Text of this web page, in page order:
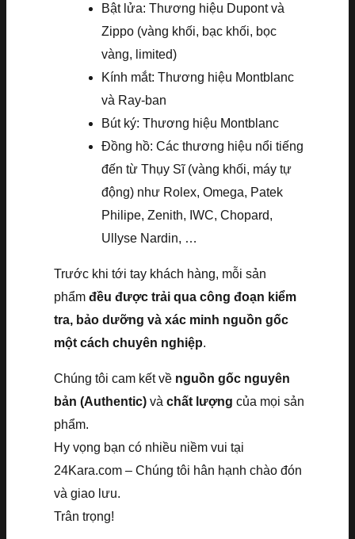
Bật lửa: Thương hiệu Dupont và
Zippo (vàng khối, bạc khối, bọc
vàng, limited)
Kính mắt: Thương hiệu Montblanc
và Ray-ban
Bút ký: Thương hiệu Montblanc
Đồng hồ: Các thương hiệu nổi tiếng
đến từ Thụy Sĩ (vàng khối, máy tự
động) như Rolex, Omega, Patek
Philipe, Zenith, IWC, Chopard,
Ullyse Nardin, …
Trước khi tới tay khách hàng, mỗi sản
phẩm đều được trải qua công đoạn kiểm
tra, bảo dưỡng và xác minh nguồn gốc
một cách chuyên nghiệp.
Chúng tôi cam kết về nguồn gốc nguyên
bản (Authentic) và chất lượng của mọi sản
phẩm.
Hy vọng bạn có nhiều niềm vui tại
24Kara.com – Chúng tôi hân hạnh chào đón
và giao lưu.
Trân trọng!